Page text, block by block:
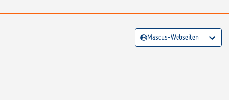
Mascus-Webseiten